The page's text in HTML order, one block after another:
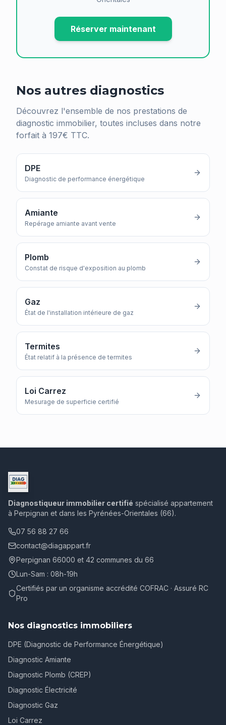
Réserver maintenant
Nos autres diagnostics
Découvrez l'ensemble de nos prestations de
diagnostic immobilier, toutes incluses dans notre
forfait à 197€ TTC.
DPE
Diagnostic de performance énergétique
Amiante
Repérage amiante avant vente
Plomb
Constat de risque d'exposition au plomb
Gaz
État de l'installation intérieure de gaz
Termites
État relatif à la présence de termites
Loi Carrez
Mesurage de superficie certifié
Diagnostiqueur immobilier certifié spécialisé appartement
à Perpignan et dans les Pyrénées-Orientales (66).
07 56 88 27 66
contact@diagappart.fr
Perpignan 66000 et 42 communes du 66
Lun-Sam : 08h-19h
Certifiés par un organisme accrédité COFRAC · Assuré RC
Pro
Nos diagnostics immobiliers
DPE (Diagnostic de Performance Énergétique)
Diagnostic Amiante
Diagnostic Plomb (CREP)
Diagnostic Électricité
Diagnostic Gaz
Loi Carrez